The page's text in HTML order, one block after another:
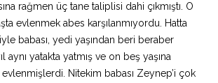
rağmen üç tane taliplisi dahi çıkmıştı. O
evlenmek abes karşılanmıyordu. Hatta
babası, yedi yaşından beri beraber
aynı yatakta yatmış ve on beş yaşına
Nitekim babası Zeynep’i çok